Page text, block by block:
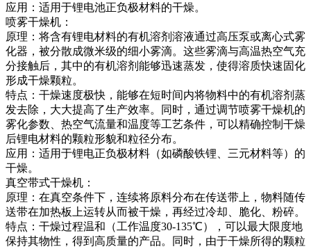
应用：适用于锂电池正负极材料的干燥。
喷雾干燥机：
原理：将含有锂电材料的有机溶剂溶液通过高压泵或离心式雾
化器，被分散成微米级的细小雾滴。这些雾滴与高温热空气充
分接触后，其中的有机溶剂能够迅速蒸发，使得溶质快速固化
形成干燥颗粒。
特点：干燥速度极快，能够在短时间内将物料中的有机溶剂蒸
发去除，大大提高了生产效率。同时，通过调节喷雾干燥机的
雾化参数、热空气流量和温度等工艺条件，可以精确控制干燥
后锂电材料的颗粒形貌和粒径分布。
应用：适用于锂电正负极材料（如磷酸铁锂、三元材料等）的
干燥。
真空带式干燥机：
原理：在真空条件下，连续将原料分布在传送带上，物料随传
送带在加热板上运转从而被干燥，再经过冷却、脆化、粉碎。
特点：干燥过程温和（工作温度30-135℃），可以最大限度地
保持其物性，得到高质量的产品。同时，由于干燥所得的颗粒